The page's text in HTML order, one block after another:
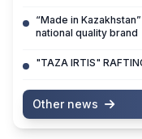
“Made in
national quality brand
"TAZA IRTIS"
Other news